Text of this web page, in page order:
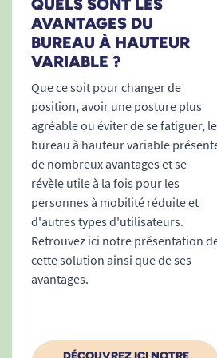
de l'utilisateur en
des fauteuils roulant
classique mais
roulant électriques sur
est assis plus haut
La hauteur de confort
valide, éventuellement
la même que celui qui
l'intérêt de pouvoir régler
facilement
2/ Alterner la position assis
Améliore la circulation
QUELS SONT LES
AVANTAGES DU
BUREAU À HAUTEUR
VARIABLE ?
Que ce soit pour changer de
position, avoir une posture plus
agréable ou éviter de se fatiguer, le
bureau à hauteur variable
de nombreux avantages et se
révèle utile à la fois pour les
personnes à mobilité réduite et
d'autres types d'utilisateurs.
Retrouvez ici notre présentation
cette solution ainsi que de ses
avantages.